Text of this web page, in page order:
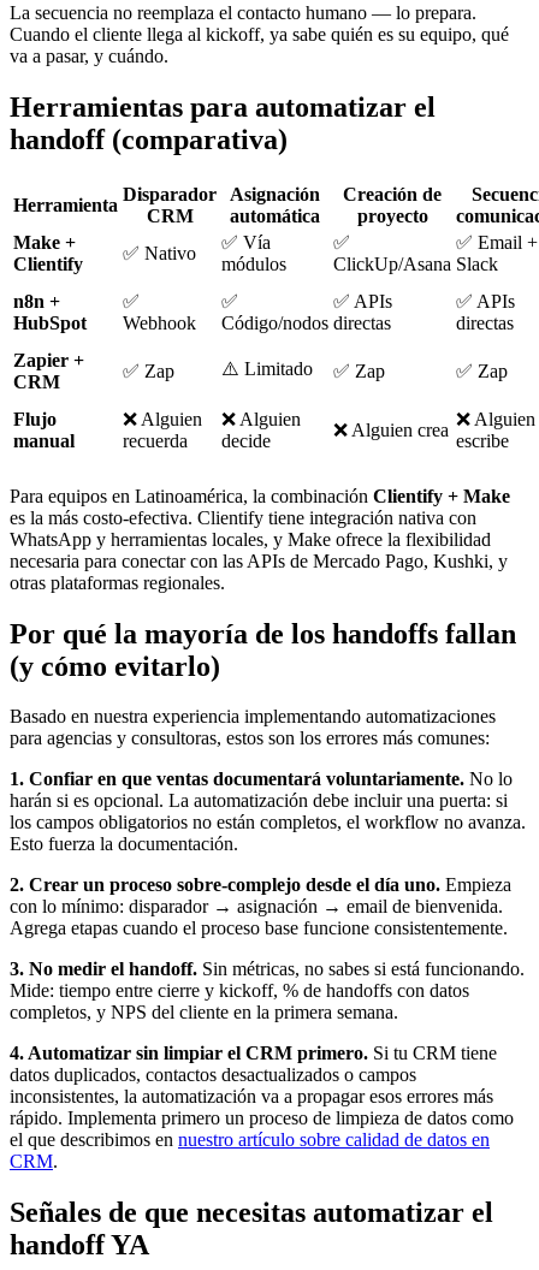
La secuencia no reemplaza el contacto humano — lo prepara.
Cuando el cliente llega al kickoff, ya sabe quién es su equipo, qué
va a pasar, y cuándo.
Herramientas para automatizar el
handoff (comparativa)
Herramienta
Disparador
CRM
Asignación
automática
Creación de
proyecto
Make +
Clientify
✅ Nativo
✅ Vía
módulos
✅
ClickUp/Asana
✅ Email +
Slack
n8n +
HubSpot
✅
Webhook
✅
Código/nodos
✅ APIs
directas
✅ APIs
directas
Zapier +
CRM
✅ Zap ⚠️ Limitado ✅ Zap ✅ Zap
Flujo
manual
❌ Alguien
recuerda
❌ Alguien
decide
❌ Alguien crea
❌ Alguien
escribe
Para equipos en Latinoamérica, la combinación Clientify + Make
es la más costo-efectiva. Clientify tiene integración nativa con
WhatsApp y herramientas locales, y Make ofrece la flexibilidad
necesaria para conectar con las APIs de Mercado Pago, Kushki, y
otras plataformas regionales.
Por qué la mayoría de los handoffs fallan
(y cómo evitarlo)
Basado en nuestra experiencia implementando automatizaciones
para agencias y consultoras, estos son los errores más comunes:
1. Confiar en que ventas documentará voluntariamente. No lo
harán si es opcional. La automatización debe incluir una puerta: si
los campos obligatorios no están completos, el workflow no avanza.
Esto fuerza la documentación.
2. Crear un proceso sobre-complejo desde el día uno. Empieza
con lo mínimo: disparador → asignación → email de bienvenida.
Agrega etapas cuando el proceso base funcione consistentemente.
3. No medir el handoff. Sin métricas, no sabes si está funcionando.
Mide: tiempo entre cierre y kickoff, % de handoffs con datos
completos, y NPS del cliente en la primera semana.
4. Automatizar sin limpiar el CRM primero. Si tu CRM tiene
datos duplicados, contactos desactualizados o campos
inconsistentes, la automatización va a propagar esos errores más
rápido. Implementa primero un proceso de limpieza de datos como
el que describimos en nuestro artículo sobre calidad de datos en
CRM.
Señales de que necesitas automatizar el
handoff YA